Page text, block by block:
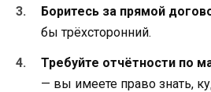
Боритесь за прямой
бы трёхсторонний.
Требуйте отчётности по
— вы имеете право знать,